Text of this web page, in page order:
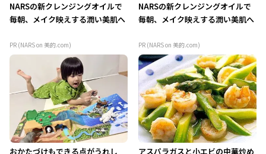
NARSの新クレンジングオイルで
毎朝、メイク映えする潤い美肌へ
PR (NARS on 美的.com)
NARSの新クレンジングオイルで
毎朝、メイク映えする潤い美肌へ
PR (NARS on 美的.com)
おかたづけもできる点がうれし
アスパラガスと小エビの中華炒め